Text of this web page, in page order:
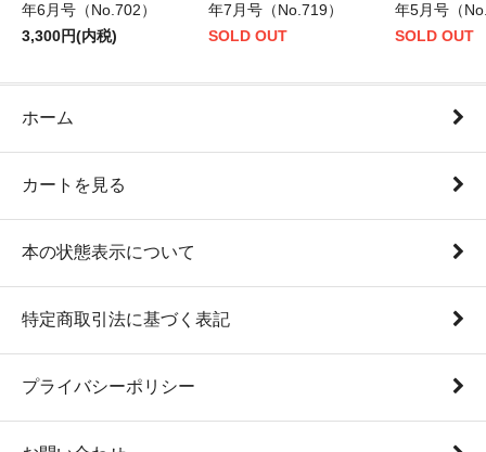
年6月号（No.702）
3,300円(内税)
年7月号（No.719）
SOLD OUT
年5月号（
SOLD OUT
ホーム
カートを見る
本の状態表示について
特定商取引法に基づく表記
プライバシーポリシー